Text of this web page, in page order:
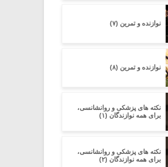
نوازنده و تمرین (۷)
نوازنده و تمرین (۸)
نکته های پزشکی و روانشانسی،
برای همه نوازندگان (۱)
نکته های پزشکی و روانشانسی،
برای همه نوازندگان (۲)